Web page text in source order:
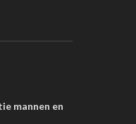
mannen en